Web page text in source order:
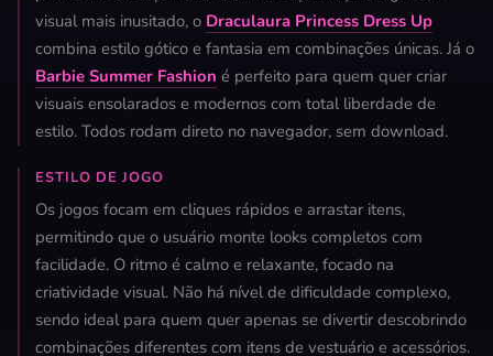
visual mais inusitado, o Draculaura Princess Dress Up
combina estilo gótico e fantasia em combinações únicas. Já o
Barbie Summer Fashion é perfeito para quem quer criar
visuais ensolarados e modernos com total liberdade de
estilo. Todos rodam direto no navegador, sem download.
ESTILO DE JOGO
Os jogos focam em cliques rápidos e arrastar itens,
permitindo que o usuário monte looks completos com
facilidade. O ritmo é calmo e relaxante, focado na
criatividade visual. Não há nível de dificuldade complexo,
sendo ideal para quem quer apenas se divertir descobrindo
combinações diferentes com itens de vestuário e acessórios.